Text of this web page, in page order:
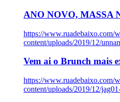
ANO NOVO, MASSA
https://www.ruadebaixo.com/
content/uploads/2019/12/
Vem ai o Brunch mais
https://www.ruadebaixo.com/
content/uploads/2019/12/